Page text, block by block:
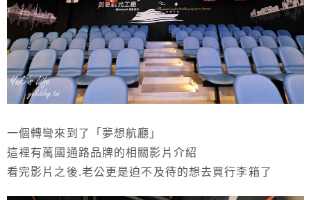
一個轉彎來到了「夢想航廳」
這裡有萬國通路品牌的相關影片介紹
看完影片之後.老公更是迫不及待的想去買行李箱了